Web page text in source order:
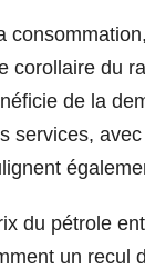
corollaire du
de la
services,
du pétrole
un recul